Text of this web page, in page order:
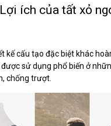
ích của tất xỏ
kế cấu tạo đặc biệt khác
sử dụng phổ biến ở
chống trượt.